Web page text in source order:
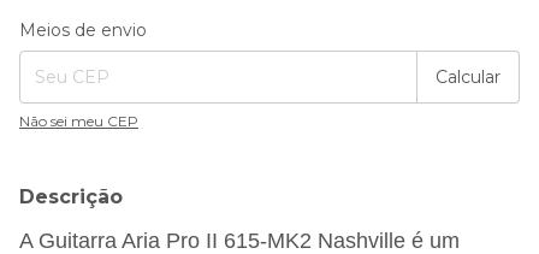
Entregas para o CEP:
Meios de envio
Calcular
Não sei meu CEP
Descrição
A Guitarra Aria Pro II 615-MK2 Nashville é um